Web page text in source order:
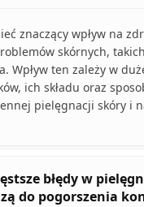
znaczący wpływ na
skórnych,
Wpływ ten zależy w
ich składu oraz
pielęgnacji skóry i
błędy w
do pogorszenia